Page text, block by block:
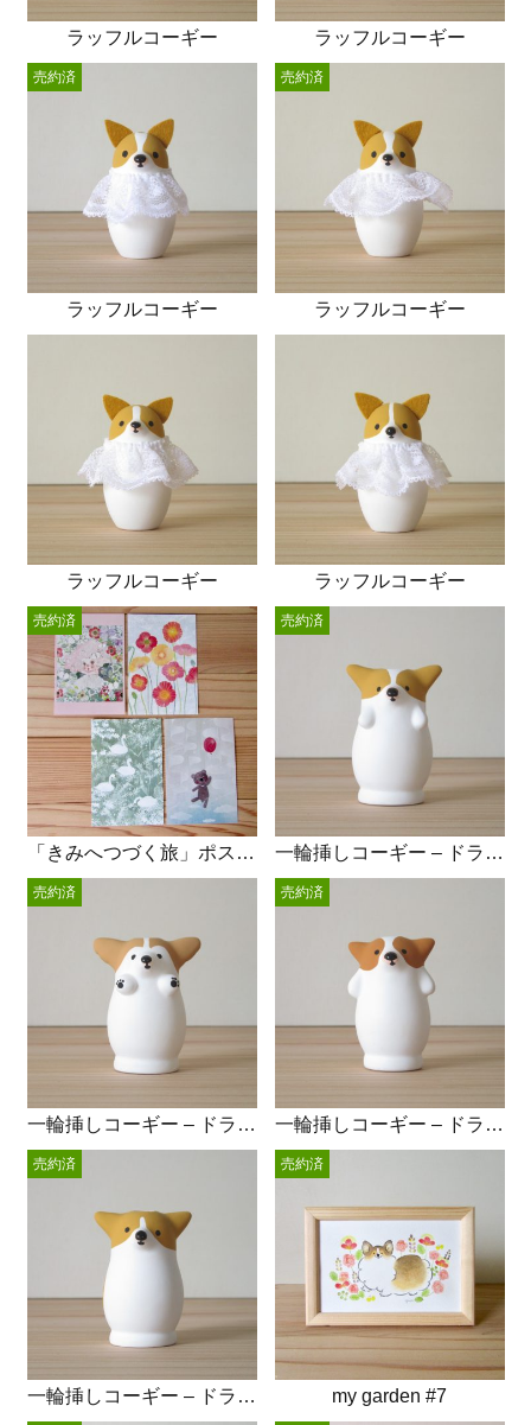
ラッフルコーギー ラッフルコーギー
ラッフルコーギー
売約済
ラッフルコーギー
売約済
ラッフルコーギー ラッフルコーギー
「きみへつづく旅」ポストカード4枚set
売約済
一輪挿しコーギー – ドライフラワー
売約済
一輪挿しコーギー – ドライフラワー
売約済
一輪挿しコーギー – ドライフラワー
売約済
一輪挿しコーギー – ドライフラワー
売約済
my garden #7
売約済